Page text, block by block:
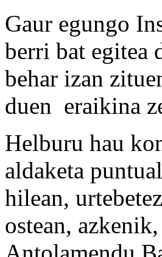
Gaur egungo
berri bat egitea
behar izan
duen eraikina
Helburu hau
aldaketa
hilean,
ostean,